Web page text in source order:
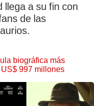
llega a su fin con
de las
biográfica más
997 millones